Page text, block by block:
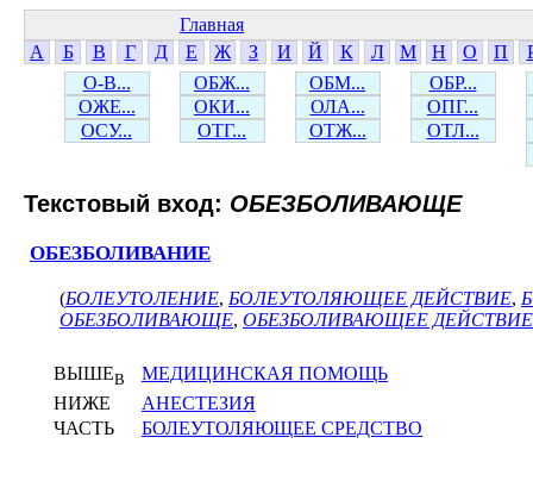
Главная
А
Б В Г Д Е Ж З И Й К Л М Н О П
О-В...
ОБЖ... ОБМ...
ОБР...
ОЖЕ...
ОКИ... ОЛА...
ОПГ...
ОСУ...
ОТГ... ОТЖ... ОТЛ...
Текстовый вход: ОБЕЗБОЛИВАЮЩЕ
ОБЕЗБОЛИВАНИЕ
(БОЛЕУТОЛЕНИЕ, БОЛЕУТОЛЯЮЩЕЕ ДЕЙСТВИЕ,
ОБЕЗБОЛИВАЮЩЕ, ОБЕЗБОЛИВАЮЩЕЕ ДЕЙСТВИЕ
ВЫШЕВ
МЕДИЦИНСКАЯ ПОМОЩЬ
НИЖЕ
АНЕСТЕЗИЯ
ЧАСТЬ
БОЛЕУТОЛЯЮЩЕЕ СРЕДСТВО